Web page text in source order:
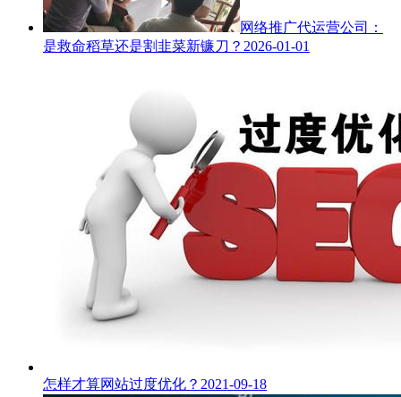
网络推广代运营公司：
是救命稻草还是割韭菜新镰刀？ 2026-01-01
怎样才算网站过度优化？ 2021-09-18